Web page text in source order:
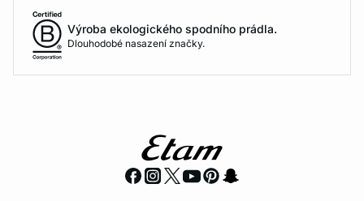
Výroba ekologického spodního prádla.
Dlouhodobé nasazení značky.